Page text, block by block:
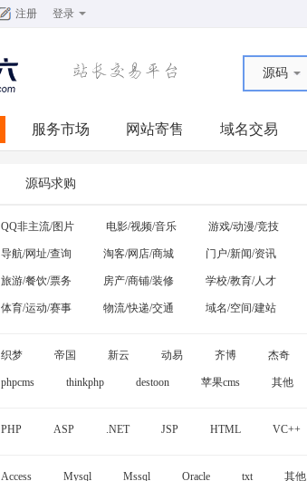
注册 登录
源码
服务市场 网站寄售 域名交易
源码求购
QQ非主流/图片 电影/视频/音乐 游戏/动漫/竞技
导航/网址/查询 淘客/网店/商城 门户/新闻/资讯
旅游/餐饮/票务 房产/商铺/装修 学校/教育/人才
体育/运动/赛事 物流/快递/交通 域名/空间/建站
织梦 帝国 新云 动易 齐博 杰奇
phpcms thinkphp destoon 苹果cms 其他
PHP ASP .NET JSP HTML VC++
Access Mysql Mssql Oracle txt 其他